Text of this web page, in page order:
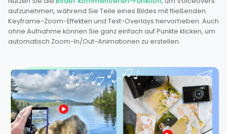
aufzunehmen, während Sie Teile eines Bildes mit fließenden
Keyframe-Zoom-Effekten und Text-Overlays hervorheben. Auch
ohne Aufnahme können Sie ganz einfach auf Punkte klicken, um
automatisch Zoom-In/Out-Animationen zu erstellen.